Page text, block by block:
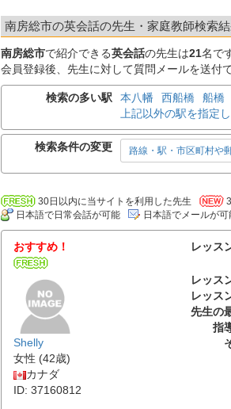
南房総市の英会話の先生・家庭教師検索
南房総市で紹介できる英会話の先生は21名で
会員登録後、先生に対して質問メールを送付
検索の多い駅 本八幡 西船橋 船橋
上記以外の駅を指定し
検索条件の変更 路線・駅・市区町村や
30日以内に当サイトを利用した先生
日本語で日常会話が可能
日本語でメールが可
おすすめ！
Shelly
女性 (42歳)
カナダ
ID: 37160812
レッス
レッス
レッス
先生の
指